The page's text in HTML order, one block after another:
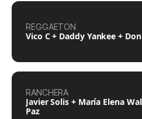
REGGAETON
Vico C + Daddy Yankee +
RANCHERA
Javier Solis + María Elena
Paz